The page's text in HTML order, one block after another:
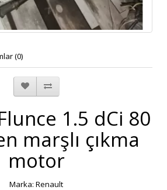
(0)
1.5 dCi 80
marşlı çıkma
motor
Marka: Renault